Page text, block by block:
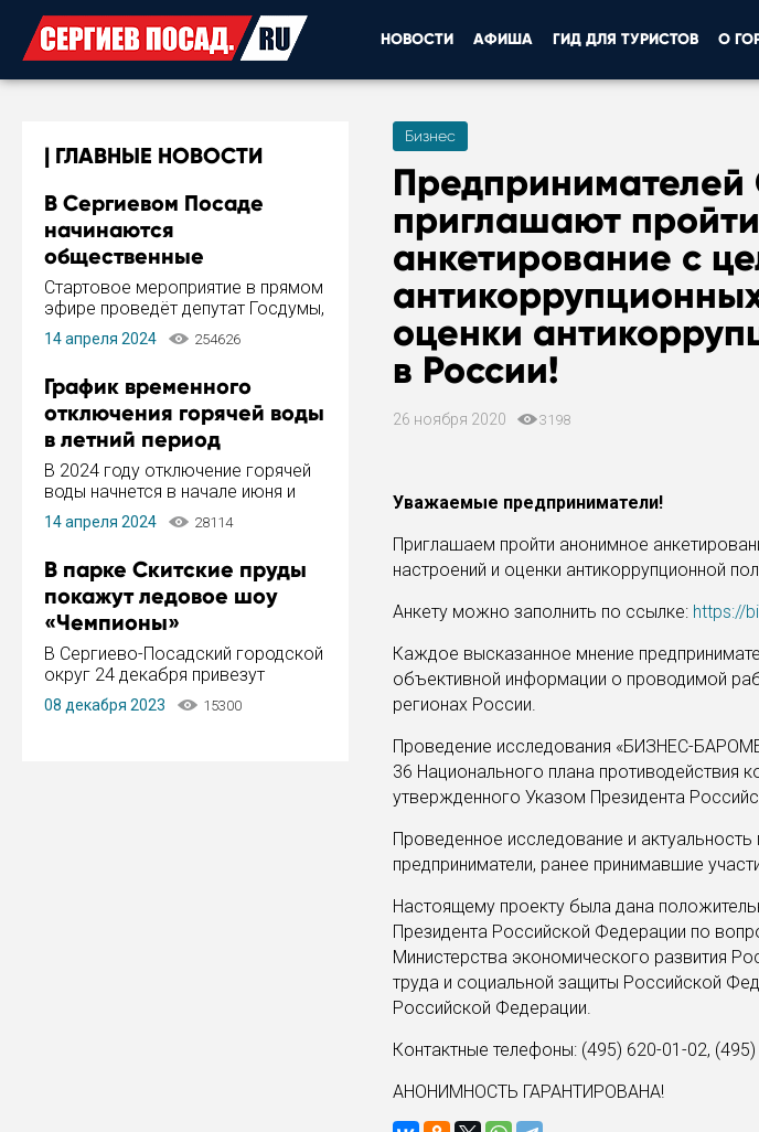
НОВОСТИ АФИША ГИД ДЛЯ ТУРИСТОВ О
ГЛАВНЫЕ НОВОСТИ
В Сергиевом Посаде
начинаются
общественные
обсуждения Стратегии
развития города
Стартовое мероприятие в прямом
эфире проведёт депутат Госдумы,
инициатор и автор Концепции
развития Сергиева Посада и
Пахомов.
14 апреля 2024 254626
График временного
отключения горячей воды
в летний период
В 2024 году отключение горячей
воды начнется в начале июня и
завершится в конце августа.
Период отключения составит не
14 апреля 2024 28114
В парке Скитские пруды
покажут ледовое шоу
«Чемпионы»
В Сергиево-Посадский городской
округ 24 декабря привезут
ледовый тур «Чемпионы»
заслуженного мастера спорта,
08 декабря 2023 15300
Бизнес
приглашают
анкетирование с
оценки
в России!
26 ноября 2020 3198
Уважаемые предприниматели!
Приглашаем пройти анонимное
настроений и оценки антикоррупционной
Анкету можно заполнить по ссылке: https://
Каждое высказанное мнение
объективной информации о проводимой
регионах России.
Проведение исследования «БИЗНЕС-
36 Национального плана противодействия
утвержденного Указом Президента
Проведенное исследование и
предприниматели, ранее принимавшие
Настоящему проекту была дана
Президента Российской Федерации по
Министерства экономического развития
труда и социальной защиты Российской
Российской Федерации.
Контактные телефоны: (495) 620-01-02, (495)
АНОНИМНОСТЬ ГАРАНТИРОВАНА!